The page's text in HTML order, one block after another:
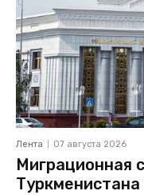
Лента 07 августа 2026
Миграционная